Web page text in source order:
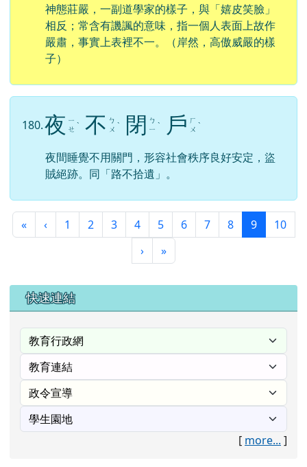
神態莊嚴，一副道學家的樣子，與「嬉皮笑臉」
相反；常含有譏諷的意味，指一個人表面上故作
嚴肅，事實上表裡不一。（岸然，高傲威嚴的樣
子）
180.夜 ㄧ
ㄝ ˋ 不 ㄅ
ㄨ ˋ 閉
ㄅ
ㄧ ˋ 戶 ㄏ
ㄨ ˋ
夜間睡覺不用關門，形容社會秩序良好安定，盜
賊絕跡。同「路不拾遺」。
«第一頁
‹上一頁
1 2 3 4 5 6 7 8 9(目前頁次)
10
›下一頁
»最後頁
右邊區域內容
快速連結
[ more... ]